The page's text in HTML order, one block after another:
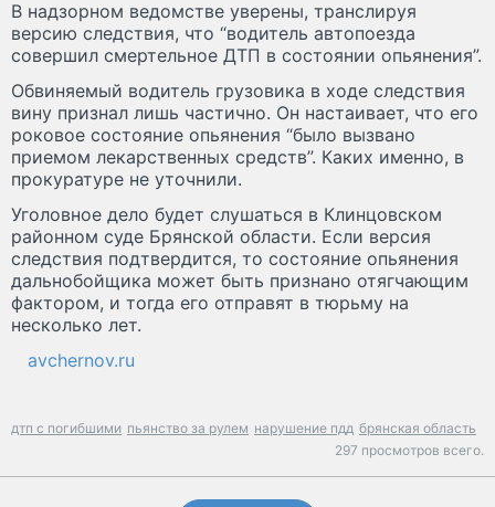
В надзорном ведомстве уверены, транслируя
версию следствия, что “водитель автопоезда
совершил смертельное ДТП в состоянии опьянения”.
Обвиняемый водитель грузовика в ходе следствия
вину признал лишь частично. Он настаивает, что его
роковое состояние опьянения “было вызвано
приемом лекарственных средств”. Каких именно, в
прокуратуре не уточнили.
Уголовное дело будет слушаться в Клинцовском
районном суде Брянской области. Если версия
следствия подтвердится, то состояние опьянения
дальнобойщика может быть признано отягчающим
фактором, и тогда его отправят в тюрьму на
несколько лет.
avchernov.ru
дтп с погибшими пьянство за рулем нарушение пдд брянская область
297 просмотров всего.